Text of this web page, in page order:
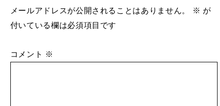
メールアドレスが公開されることはありません。 ※ が
付いている欄は必須項目です
コメント ※